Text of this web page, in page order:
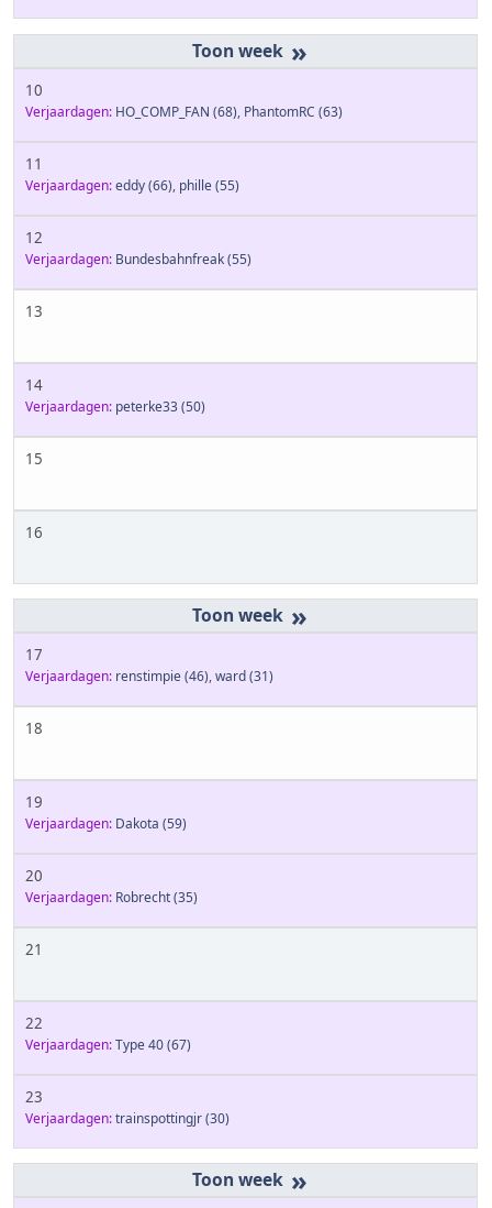
»
10
Verjaardagen: HO_COMP_FAN (68), PhantomRC (63)
11
Verjaardagen:eddy(66), phille(55)
12
Verjaardagen: Bundesbahnfreak(55)
13
14
Verjaardagen: peterke33(50)
15
16
»
17
Verjaardagen: renstimpie(46),ward(31)
18
19
Verjaardagen: Dakota (59)
20
Verjaardagen: Robrecht(35)
21
22
Verjaardagen:Type 40(67)
23
Verjaardagen:trainspottingjr(30)
»